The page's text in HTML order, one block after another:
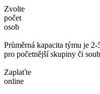
Zvolte
počet
osob
Průměrná kapacita týmu je
pro početnější skupiny či
Zaplaťte
online